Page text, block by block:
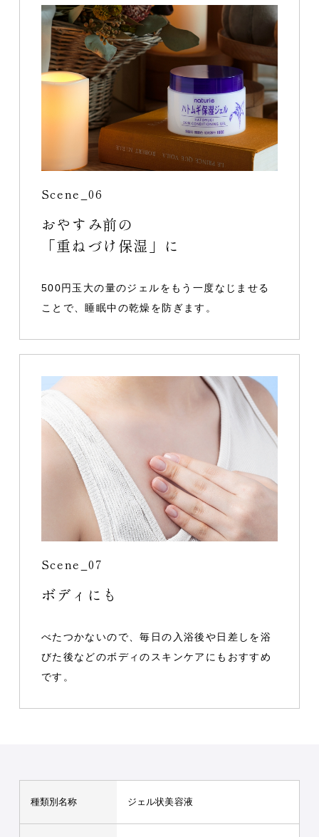
Scene_06
おやすみ前の
「重ねづけ保湿」に
500円玉大の量のジェルをもう一度なじませる
ことで、睡眠中の乾燥を防ぎます。
Scene_07
ボディにも
べたつかないので、毎日の入浴後や日差しを浴
びた後などのボディのスキンケアにもおすすめ
です。
種類別名称 ジェル状美容液